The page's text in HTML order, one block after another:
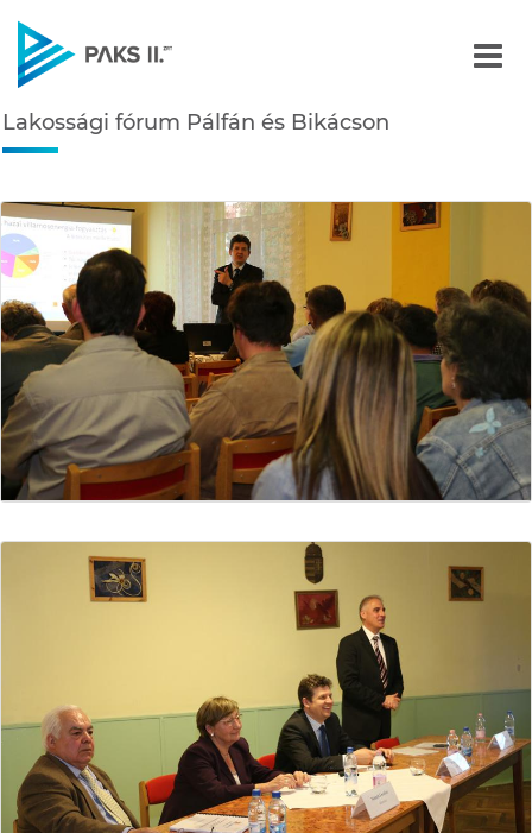
Navigáció
Lakossági fórum Pálfán
Lakossági fórum Pálfán és Bikácson